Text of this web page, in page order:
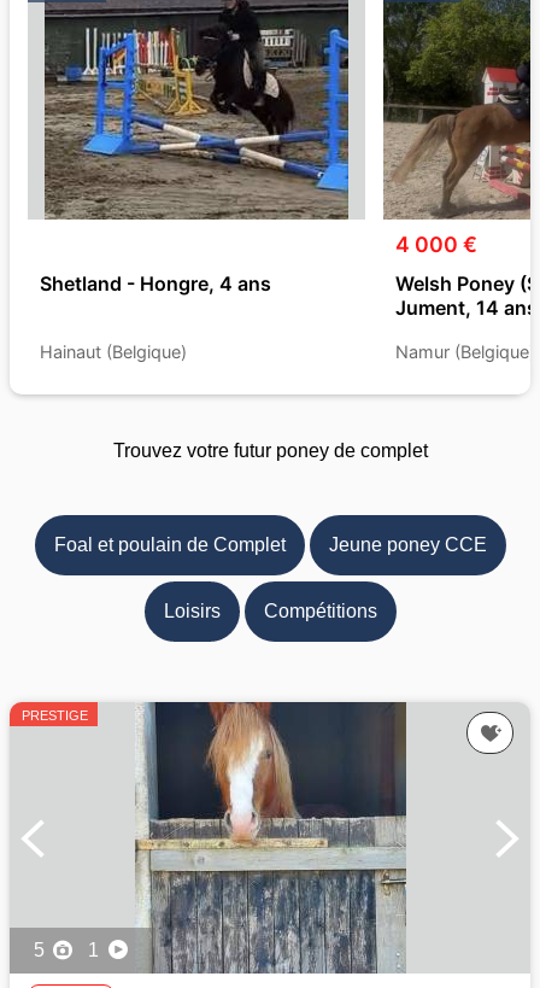
Shetland - Hongre, 4 ans
Hainaut (Belgique)
4 000 €
Welsh Poney
Jument, 14 ans
Namur (Belgique)
Trouvez votre futur poney de complet
Foal et poulain de Complet Jeune poney CCE
Loisirs Compétitions
PRESTIGE
5 1